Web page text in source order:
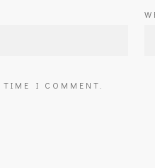
I COMMENT.